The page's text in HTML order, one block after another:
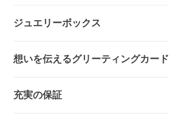
ジュエリーボックス
想いを伝えるグリーティングカード
充実の保証